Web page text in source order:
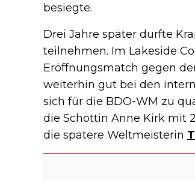
besiegte.
Drei Jahre später durfte
teilnehmen. Im Lakeside
Eröffnungsmatch gegen
weiterhin gut bei den
sich für die BDO-WM zu
die Schottin Anne Kirk mit
die spätere Weltmeisterin